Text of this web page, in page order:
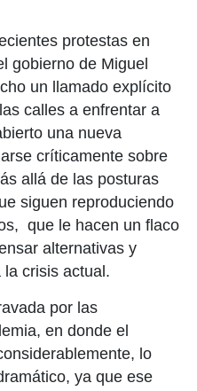
protestas en
gobierno de Miguel
un llamado explícito
calles a enfrentar a
una nueva
críticamente sobre
allá de las posturas
siguen reproduciendo
que le hacen un flaco
alternativas y
la crisis actual.
por las
en donde el
lo
ya que ese